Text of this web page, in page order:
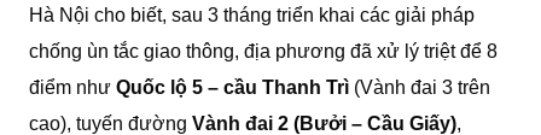
Hà Nội cho biết, sau 3 tháng triển khai các giải pháp
chống ùn tắc giao thông, địa phương đã xử lý triệt để 8
điểm như Quốc lộ 5 – cầu Thanh Trì (Vành đai 3 trên
cao), tuyến đường Vành đai 2 (Bưởi – Cầu Giấy),